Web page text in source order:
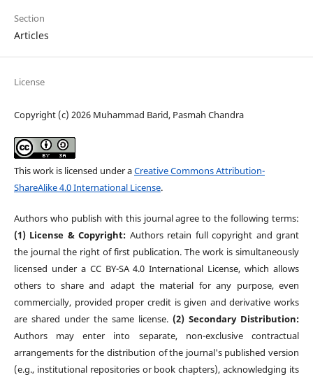
Section
Articles
License
Copyright (c) 2026 Muhammad Barid, Pasmah Chandra
This work is licensed under aCreative Commons Attribution-
ShareAlike 4.0 International License.
Authors who publish with this journal agree to the following terms:
(1) License & Copyright: Authors retain full copyright and grant
the journal the right of first publication. The work is simultaneously
licensed under a CC BY-SA 4.0 International License, which allows
others to share and adapt the material for any purpose, even
commercially, provided proper credit is given and derivative works
are shared under the same license.(2) Secondary Distribution:
Authors may enter into separate, non-exclusive contractual
arrangements for the distribution of the journal's published version
(e.g., institutional repositories or book chapters), acknowledging its